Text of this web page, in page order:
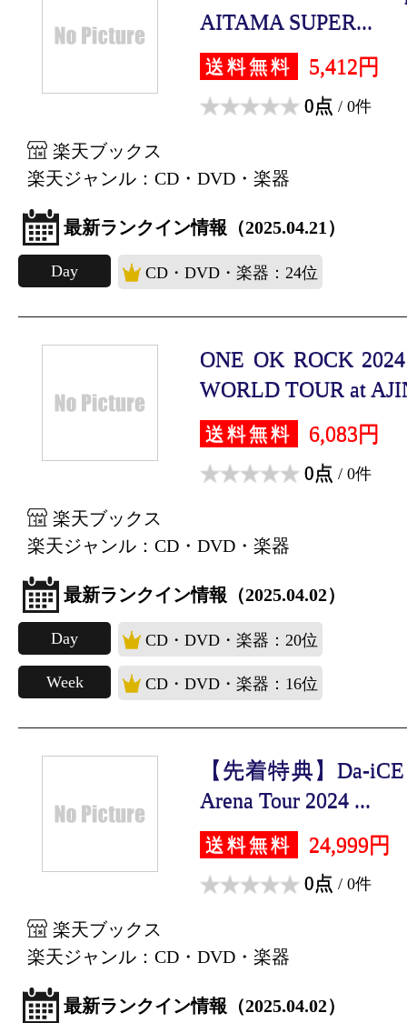
AITAMA SUPER...
送料無料 5,412円
0点 / 0件
楽天ブックス
楽天ジャンル：CD・DVD・楽器
最新ランクイン情報（2025.04.21）
Day CD・DVD・楽器：24位
ONE OK ROCK
WORLD TOUR at
送料無料 6,083円
0点 / 0件
楽天ブックス
楽天ジャンル：CD・DVD・楽器
最新ランクイン情報（2025.04.02）
Day CD・DVD・楽器：20位
Week CD・DVD・楽器：16位
【先着特典】Da-
Arena Tour 2024 ...
送料無料 24,999円
0点 / 0件
楽天ブックス
楽天ジャンル：CD・DVD・楽器
最新ランクイン情報（2025.04.02）